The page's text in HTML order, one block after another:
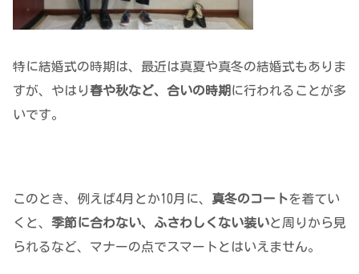
特に結婚式の時期は、最近は真夏や真冬の結婚式もありま
すが、やはり春や秋など、合いの時期 に行われることが多
いです。
このとき、例えば4月とか10月に、 真冬のコートを着てい
くと、 季節に合わない、ふさわしくない装いと周りから見
られるなど、マナーの点でスマートとはいえません。